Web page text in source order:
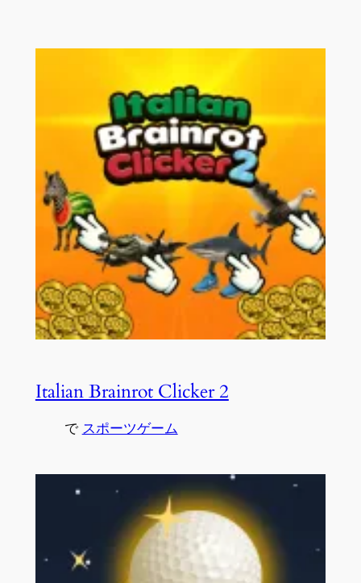
Italian Brainrot Clicker 2
で スポーツゲーム